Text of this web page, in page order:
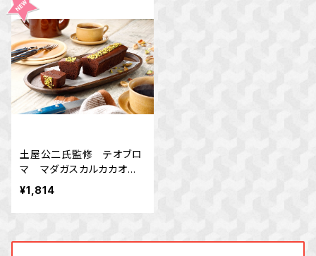
土屋公二氏監修 テオブロ
マ マダガスカルカカオの
ケーキ
¥1,814